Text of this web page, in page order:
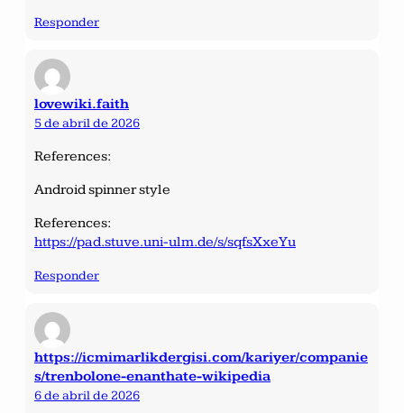
Responder
lovewiki.faith
5 de abril de 2026
References:
Android spinner style
References:
https://pad.stuve.uni-ulm.de/s/sqfsXxeYu
Responder
https://icmimarlikdergisi.com/kariyer/companie
s/trenbolone-enanthate-wikipedia
6 de abril de 2026